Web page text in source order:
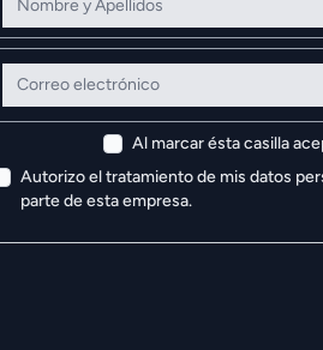
Correo electrónico
Al marcar ésta casilla
Autorizo el tratamiento de mis datos
parte de esta empresa.